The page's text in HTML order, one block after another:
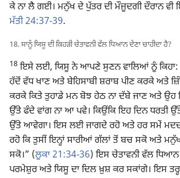
ਕੇ ਨਾ ਲੈ ਗਈ। ਮਨੁੱਖ ਦੇ ਪੁੱਤਰ ਦੀ ਮੌਜੂਦਗੀ ਦੌਰਾਨ ਵੀ
ਮੱਤੀ 24:37-39.
18. ਸਾਨੂੰ ਯਿਸੂ ਦੀ ਕਿਹੜੀ ਚੇਤਾਵਨੀ ਵੱਲ ਧਿਆਨ ਦੇਣਾ ਚਾਹੀਦਾ ਹੈ?
18ਇਸੇ ਲਈ, ਯਿਸੂ ਨੇ ਆਪਣੇ ਸੁਣਨ ਵਾਲਿਆਂ ਨੂੰ ਕਿਹਾ:
ਹੱਦੋਂ ਵੱਧ ਖਾਣ ਅਤੇ ਬੇਹਿਸਾਬੀ ਸ਼ਰਾਬ ਪੀਣ ਕਰਕੇ ਅਤੇ
ਕਰਕੇ ਕਿਤੇ ਤੁਹਾਡੇ ਮਨ ਬੋਝ ਹੇਠ ਨਾ ਦੱਬੇ ਜਾਣ ਅਤੇ ਉਹ
ਉੱਤੇ ਫੰਦੇ ਵਾਂਗ ਨਾ ਆ ਪਵੇ। ਕਿਉਂਕਿ ਇਹ ਦਿਨ ਧਰਤੀ
ਉੱਤੇ ਆਵੇਗਾ। ਇਸ ਲਈ ਜਾਗਦੇ ਰਹੋ ਅਤੇ ਹਰ ਸਮੇਂ
ਰਹੋ ਕਿ ਤੁਸੀਂ ਇਨ੍ਹਾਂ ਸਾਰੀਆਂ ਗੱਲਾਂ ਤੋਂ ਬਚ ਸਕੋ ਅਤੇ ਮਨੁੱਖ
ਸਕੋ।” (ਲੂਕਾ 21:34-36) ਇਸ ਚੇਤਾਵਨੀ ਵੱਲ
ਪਰਮੇਸ਼ੁਰ ਅਤੇ ਯਿਸੂ ਦਾ ਦਿਲ ਖ਼ੁਸ਼ ਕਰ ਸਕਾਂਗੇ। ਇਸ